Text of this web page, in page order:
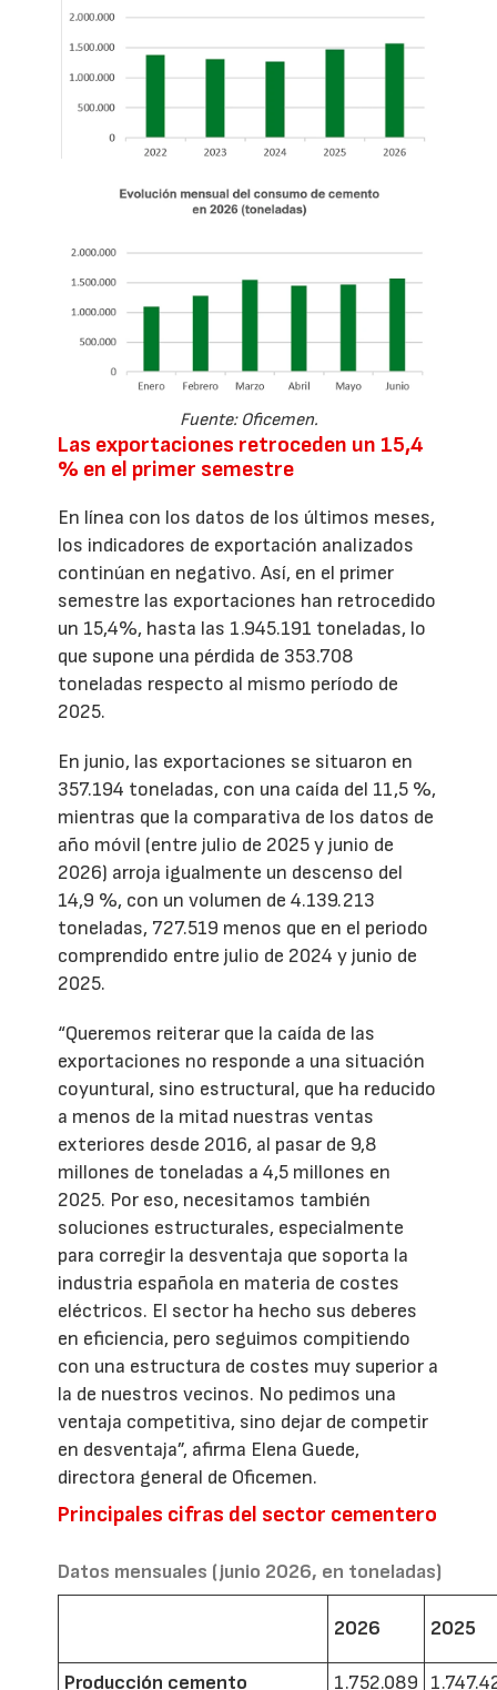
Fuente: Oficemen.
Las exportaciones retroceden un 15,4
% en el primer semestre
En línea con los datos de los últimos meses,
los indicadores de exportación analizados
continúan en negativo. Así, en el primer
semestre las exportaciones han retrocedido
un 15,4%, hasta las 1.945.191 toneladas, lo
que supone una pérdida de 353.708
toneladas respecto al mismo período de
2025.
En junio, las exportaciones se situaron en
357.194 toneladas, con una caída del 11,5 %,
mientras que la comparativa de los datos de
año móvil (entre julio de 2025 y junio de
2026) arroja igualmente un descenso del
14,9 %, con un volumen de 4.139.213
toneladas, 727.519 menos que en el periodo
comprendido entre julio de 2024 y junio de
2025.
“Queremos reiterar que la caída de las
exportaciones no responde a una situación
coyuntural, sino estructural, que ha reducido
a menos de la mitad nuestras ventas
exteriores desde 2016, al pasar de 9,8
millones de toneladas a 4,5 millones en
2025. Por eso, necesitamos también
soluciones estructurales, especialmente
para corregir la desventaja que soporta la
industria española en materia de costes
eléctricos. El sector ha hecho sus deberes
en eficiencia, pero seguimos compitiendo
con una estructura de costes muy superior a
la de nuestros vecinos. No pedimos una
ventaja competitiva, sino dejar de competir
en desventaja”, afirma Elena Guede,
directora general de Oficemen.
Principales cifras del sector cementero
Datos mensuales (junio 2026, en toneladas)
2026 2025
Producción cemento 1.752.089